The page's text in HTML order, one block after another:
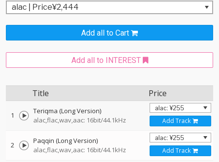
Add all to Cart
Add all to INTEREST
Title Price
1
Teriqma (Long Version)
alac,flac,wav,aac: 16bit/44.1kHz
Add Track
2
Paqqin (Long Version)
alac,flac,wav,aac: 16bit/44.1kHz
Add Track